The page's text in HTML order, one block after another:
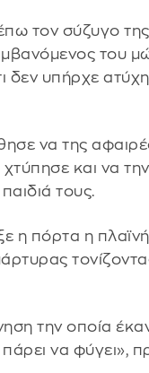
τον σύζυγο
του
δεν υπήρχε
να της
χτύπησε και να
τους.
η πόρτα η
την οποία
να φύγει»,